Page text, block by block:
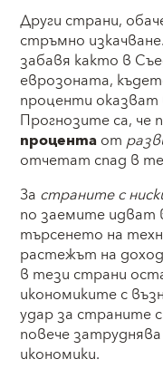
Други страни,
стръмно
забавя както в
еврозоната,
проценти оказват
Прогнозите са, че
процентаот
отчетат спад в
За страните с
по заемите идват
търсенето на
растежът на
в тези страни
икономиките с
удар за страните
повече
икономики.